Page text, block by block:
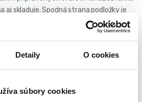
Detaily O cookies
súbory cookies
aj skladuje. Spodná strana podložky je
deti.